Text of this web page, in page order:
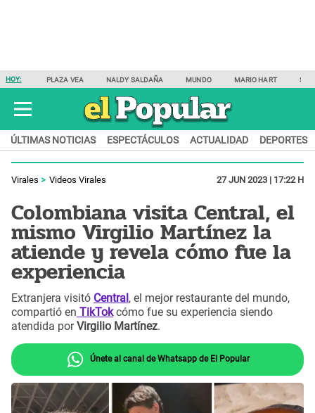
HOY: PLAZA VEA NALDY SALDAÑA MUNDO MARIO HART
ÚLTIMAS NOTICIAS ESPECTÁCULOS ACTUALIDAD DEPORTES
Virales Videos Virales 27 JUN 2023 | 17:22 H
Colombiana visita Central, el
mismo Virgilio Martínez la
atiende y revela cómo fue la
experiencia
Extranjera visitó Central , el mejor restaurante del mundo,
compartió en TikTokcómo fue su experiencia siendo
atendida porVirgilio Martínez.
Únete al canal de Whatsapp de El Popular